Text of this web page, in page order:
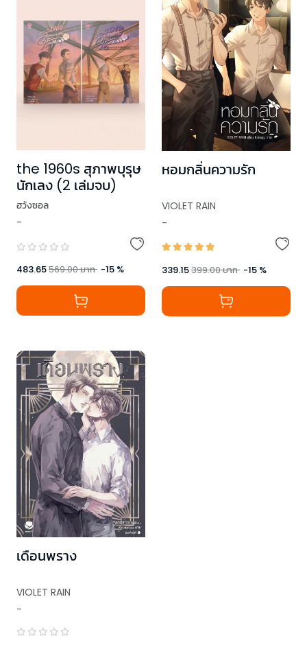
the 1960s สุภาพบุรุษ
นักเลง (2 เล่มจบ)
ฮวังซอล
-
483.65569.00บาท -15 %
หอมกลิ่นความรัก
VIOLET RAIN
-
339.15399.00บาท -15 %
เดือนพราง
VIOLET RAIN
-